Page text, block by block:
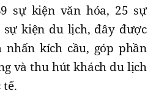
sự kiện văn hóa, 25 sự
kiện du lịch, đây được
kích cầu, góp phần
và thu hút khách du lịch